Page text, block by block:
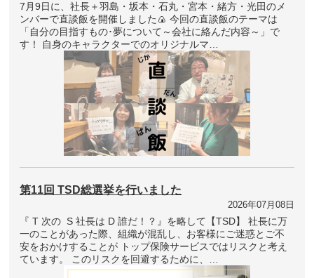
7月9日に、社長＋羽島・坂本・石丸・宮本・緒方・光田のメ
ンバーで直談飯を開催しました🍙 今回の直談飯のテーマは
「自分の目指すもの･夢について～会社に絡んだ内容～」で
す！ 自身のキャラクターでのオリジナルマ…
第11回 TSD総選挙を行いました
2026年07月08日
『 T 次の S 社長は D 誰だ！？』を略して【TSD】 社長に万
一のことがあった際、組織が混乱し、お客様にご迷惑とご不
安をおかけすることが トップ保険サービスではリスクと考え
ています。 このリスクを回避するために、…